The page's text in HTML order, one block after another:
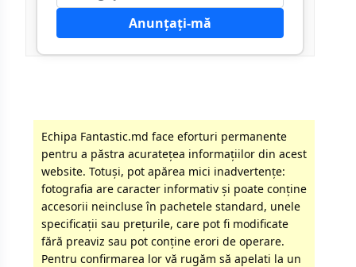
Anunțați-mă
Echipa Fantastic.md face eforturi permanente
pentru a păstra acurateţea informaţiilor din acest
website. Totuși, pot apărea mici inadvertenţe:
fotografia are caracter informativ şi poate conţine
accesorii neincluse în pachetele standard, unele
specificaţii sau preţurile, care pot fi modificate
fără preaviz sau pot conţine erori de operare.
Pentru confirmarea lor vă rugăm să apelati la un